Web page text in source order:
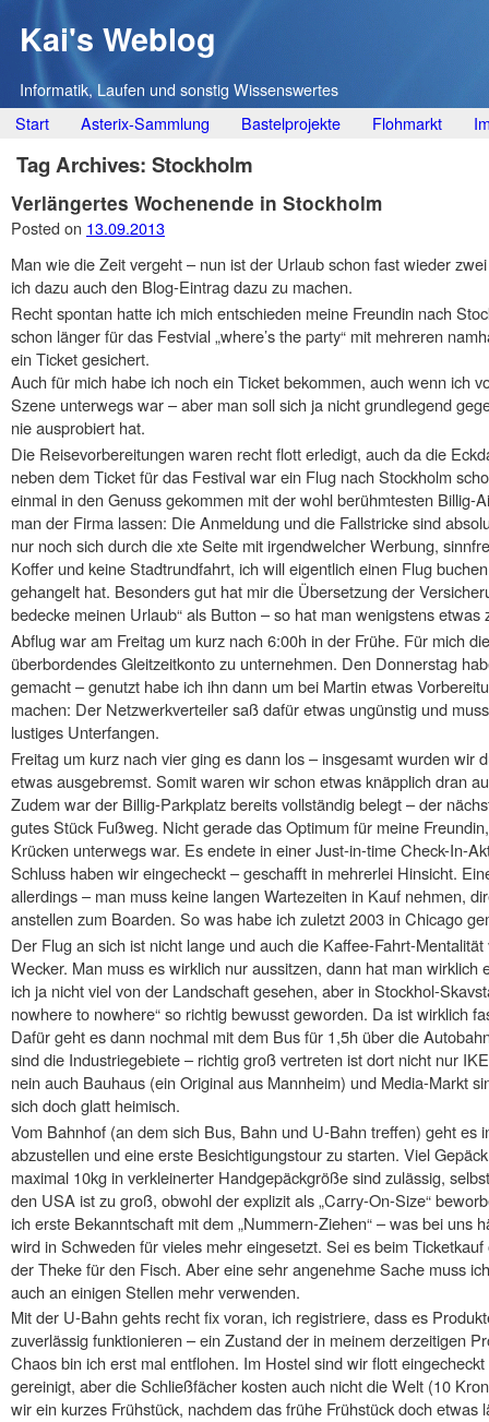
Kai's Weblog
Informatik, Laufen und sonstig Wissenswertes
Main menu
Skip
to
content
Start Asterix-Sammlung Bastelprojekte Flohmarkt
Tag Archives: Stockholm
Verlängertes Wochenende in Stockholm
Posted on 13.09.2013
Man wie die Zeit vergeht – nun ist der Urlaub schon fast wieder
ich dazu auch den Blog-Eintrag dazu zu machen.
Recht spontan hatte ich mich entschieden meine Freundin nach
schon länger für das Festvial „where’s the party“ mit mehreren
ein Ticket gesichert.
Auch für mich habe ich noch ein Ticket bekommen, auch wenn ich
Szene unterwegs war – aber man soll sich ja nicht grundlegend
nie ausprobiert hat.
Die Reisevorbereitungen waren recht flott erledigt, auch da die
neben dem Ticket für das Festival war ein Flug nach Stockholm
einmal in den Genuss gekommen mit der wohl berühmtesten Billig-
man der Firma lassen: Die Anmeldung und die Fallstricke sind
nur noch sich durch die xte Seite mit irgendwelcher Werbung,
Koffer und keine Stadtrundfahrt, ich will eigentlich einen Flug
gehangelt hat. Besonders gut hat mir die Übersetzung der
bedecke meinen Urlaub“ als Button – so hat man wenigstens etwas
Abflug war am Freitag um kurz nach 6:00h in der Frühe. Für mich
überbordendes Gleitzeitkonto zu unternehmen. Den Donnerstag
gemacht – genutzt habe ich ihn dann um bei Martin etwas
machen: Der Netzwerkverteiler saß dafür etwas ungünstig und
lustiges Unterfangen.
Freitag um kurz nach vier ging es dann los – insgesamt wurden wir
etwas ausgebremst. Somit waren wir schon etwas knäpplich dran
Zudem war der Billig-Parkplatz bereits vollständig belegt – der
gutes Stück Fußweg. Nicht gerade das Optimum für meine
Krücken unterwegs war. Es endete in einer Just-in-time Check-In-
Schluss haben wir eingecheckt – geschafft in mehrerlei Hinsicht.
allerdings – man muss keine langen Wartezeiten in Kauf nehmen,
anstellen zum Boarden. So was habe ich zuletzt 2003 in Chicago
Der Flug an sich ist nicht lange und auch die Kaffee-Fahrt-
Wecker. Man muss es wirklich nur aussitzen, dann hat man wirklich
ich ja nicht viel von der Landschaft gesehen, aber in Stockhol-
nowhere to nowhere“ so richtig bewusst geworden. Da ist wirklich
Dafür geht es dann nochmal mit dem Bus für 1,5h über die
sind die Industriegebiete – richtig groß vertreten ist dort nicht nur
nein auch Bauhaus (ein Original aus Mannheim) und Media-Markt
sich doch glatt heimisch.
Vom Bahnhof (an dem sich Bus, Bahn und U-Bahn treffen) geht es
abzustellen und eine erste Besichtigungstour zu starten. Viel
maximal 10kg in verkleinerter Handgepäckgröße sind zulässig,
den USA ist zu groß, obwohl der explizit als „Carry-On-Size“
ich erste Bekanntschaft mit dem „Nummern-Ziehen“ – was bei uns
wird in Schweden für vieles mehr eingesetzt. Sei es beim
der Theke für den Fisch. Aber eine sehr angenehme Sache muss
auch an einigen Stellen mehr verwenden.
Mit der U-Bahn gehts recht fix voran, ich registriere, dass es
zuverlässig funktionieren – ein Zustand der in meinem derzeitigen
Chaos bin ich erst mal entflohen. Im Hostel sind wir flott
gereinigt, aber die Schließfächer kosten auch nicht die Welt (10
wir ein kurzes Frühstück, nachdem das frühe Frühstück doch etwas